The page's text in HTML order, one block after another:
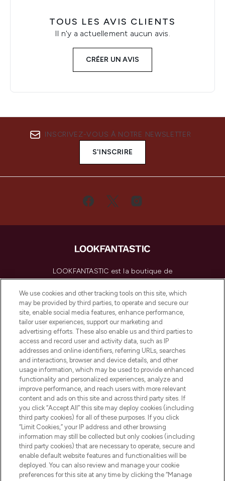
TOUS LES AVIS CLIENTS
Il n'y a actuellement aucun avis.
CRÉER UN AVIS
INSCRIVEZ-VOUS À NOTRE NEWSLETTER
S'INSCRIRE
LOOKFANTASTIC est la boutique de
beauté incontournable en Europe,
proposant les meilleurs produits de soins
de la peau, des cheveux et de maquillage
de plus de 200 marques prestigieuses.
Faites vos achats en ligne ou via
l’application, avec la livraison offerte dès
55€ d'achat.
Consentement aux cookies
Do Not Sell or Share My Personal
Information
AIDE ET INFORMATIONS
INFORMATIONS GÉNÉRALES
À PROPOS DE LOOKFANTASTIC
We use cookies and other tracking tools on this site, which
may be provided by third parties, to operate and secure our
site, enable social media features, enhance performance,
tailor user experiences, support our marketing and
advertising efforts. These also enable us and third parties to
access and record user and activity data, such as IP
addresses and online identifiers, referring URLs, searches
and interactions, browser and device details, and other
usage information, which may be used to provide enhanced
functionality and personalized experiences, analyze and
improve performance, and reach users with more relevant
content and ads on this site and across third party sites. If
you click “Accept All” this site may deploy cookies (including
third party cookies) for all of these purposes. If you click
“Limit Cookies,” your IP address and other browsing
information may still be collected but only cookies (including
third party cookies) that are necessary to operate, secure and
enable default website features and functionalities will be
deployed. You can also review and manage your cookie
preferences for this site at any time by clicking the “Manage